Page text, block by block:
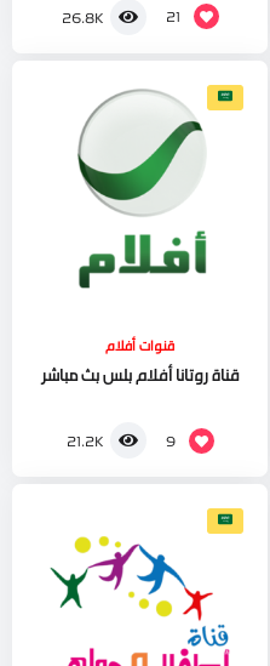
21
26.8K
قنوات أفلام
قناة روتانا أفلام بلس بث مباشر
9
21.2K